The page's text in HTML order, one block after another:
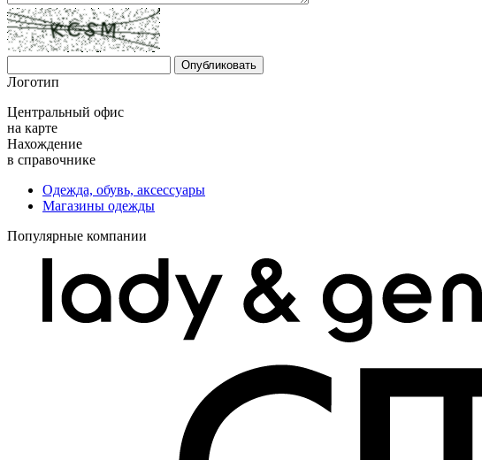
Логотип
Центральный офис
на карте
Нахождение
в справочнике
Одежда, обувь, аксессуары
Магазины одежды
Популярные компании